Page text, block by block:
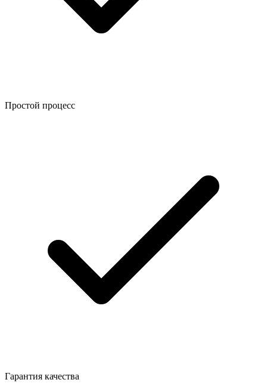
Простой процесс
Гарантия качества